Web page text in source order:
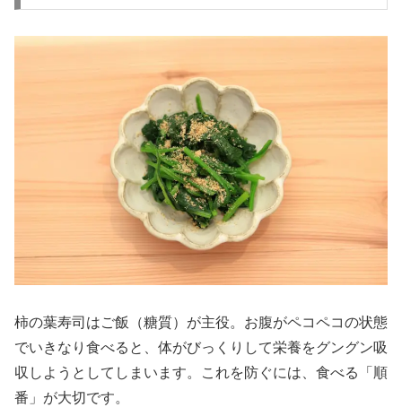
柿の葉寿司はご飯（糖質）が主役。お腹がペコペコの状態
でいきなり食べると、体がびっくりして栄養をグングン吸
収しようとしてしまいます。これを防ぐには、食べる「順
番」が大切です。